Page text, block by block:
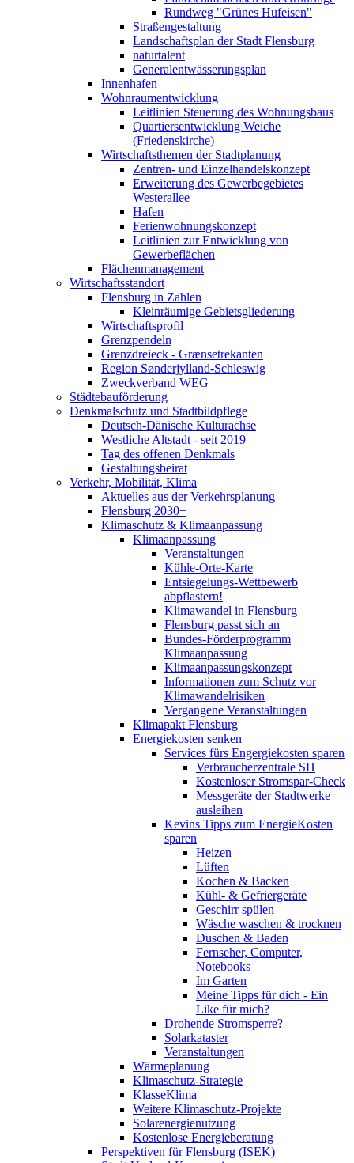
Rundweg "Grünes Hufeisen"
Straßengestaltung
Landschaftsplan der Stadt Flensburg
naturtalent
Generalentwässerungsplan
Innenhafen
Wohnraumentwicklung
Leitlinien Steuerung des Wohnungsbaus
Quartiersentwicklung Weiche
(Friedenskirche)
Wirtschaftsthemen der Stadtplanung
Zentren- und Einzelhandelskonzept
Erweiterung des Gewerbegebietes
Westerallee
Hafen
Ferienwohnungskonzept
Leitlinien zur Entwicklung von
Gewerbeflächen
Flächenmanagement
Wirtschaftsstandort
Flensburg in Zahlen
Kleinräumige Gebietsgliederung
Wirtschaftsprofil
Grenzpendeln
Grenzdreieck - Grænsetrekanten
Region Sønderjylland-Schleswig
Zweckverband WEG
Städtebauförderung
Denkmalschutz und Stadtbildpflege
Deutsch-Dänische Kulturachse
Westliche Altstadt - seit 2019
Tag des offenen Denkmals
Gestaltungsbeirat
Verkehr, Mobilität, Klima
Aktuelles aus der Verkehrsplanung
Flensburg 2030+
Klimaschutz & Klimaanpassung
Klimaanpassung
Veranstaltungen
Kühle-Orte-Karte
Entsiegelungs-Wettbewerb
abpflastern!
Klimawandel in Flensburg
Flensburg passt sich an
Bundes-Förderprogramm
Klimaanpassung
Klimaanpassungskonzept
Informationen zum Schutz vor
Klimawandelrisiken
Vergangene Veranstaltungen
Klimapakt Flensburg
Energiekosten senken
Services fürs Engergiekosten sparen
Verbraucherzentrale SH
Kostenloser Stromspar-Check
Messgeräte der Stadtwerke
ausleihen
Kevins Tipps zum EnergieKosten
sparen
Heizen
Lüften
Kochen & Backen
Kühl- & Gefriergeräte
Geschirr spülen
Wäsche waschen & trocknen
Duschen & Baden
Fernseher, Computer,
Notebooks
Im Garten
Meine Tipps für dich - Ein
Like für mich?
Drohende Stromsperre?
Solarkataster
Veranstaltungen
Wärmeplanung
Klimaschutz-Strategie
KlasseKlima
Weitere Klimaschutz-Projekte
Solarenergienutzung
Kostenlose Energieberatung
Perspektiven für Flensburg (ISEK)